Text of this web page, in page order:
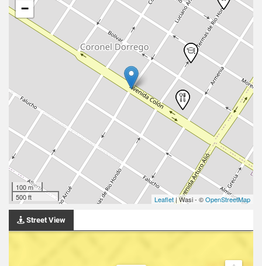
−
100 m
500 ft
Leaflet| Wasi - ©OpenStreetMap
Street View